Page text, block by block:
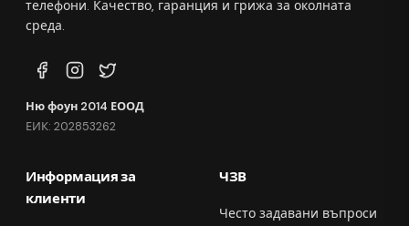
телефони. Качество, гаранция и грижа за околната
среда.
Ню фоун 2014 ЕООД
ЕИК: 202853262
Информация за
клиенти
ЧЗВ
Често задавани въпроси